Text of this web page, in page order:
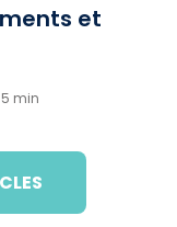
et
5 min